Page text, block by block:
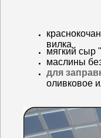
вилка
мягкий сыр
маслины
для
оливковое